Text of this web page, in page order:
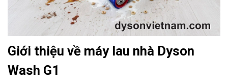
Giới thiệu về máy lau nhà Dyson
Wash G1